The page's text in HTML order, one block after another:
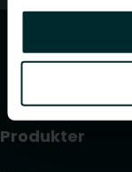
Produkter